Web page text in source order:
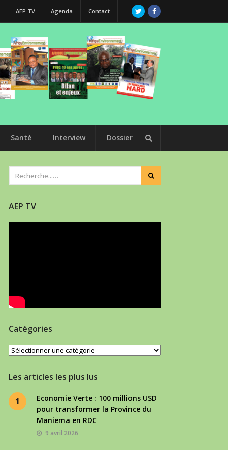
AEP TV Agenda Contact
Santé Interview Dossier
AEP TV
Catégories
Catégories
Les articles les plus lus
1
Economie Verte : 100 millions USD
pour transformer la Province du
Maniema en RDC
9 avril 2026